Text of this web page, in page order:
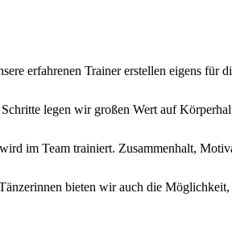
erfahrenen Trainer erstellen eigens für
legen wir großen Wert auf
im Team trainiert. Zusammenhalt,
bieten wir auch die